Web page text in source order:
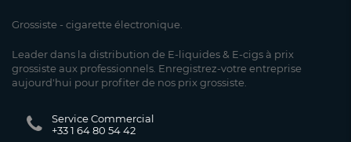
Grossiste - cigarette électronique.
Leader dans la distribution de E-liquides & E-cigs à prix
grossiste aux professionnels. Enregistrez-votre entreprise
aujourd'hui pour profiter de nos prix grossiste.
Service Commercial
+33 1 64 80 54 42